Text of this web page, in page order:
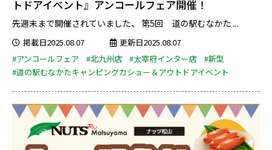
トドアイベント』アンコールフェア開催！
先週末まで開催されていました、 第5回 道の駅むなかた ...
掲載日2025.08.07
更新日2025.08.07
#アンコールフェア
#北九州店 #太宰府インター店
#新型
#道の駅むなかたキャンピングカショー＆アウトドアイベント